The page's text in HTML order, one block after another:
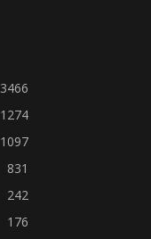
3466
1274
1097
831
242
176